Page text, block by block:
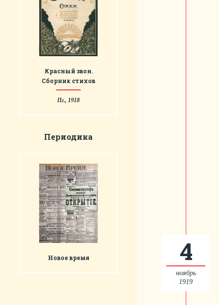
Красный звон.
Сборник стихов
Пг., 1918
Периодика
Новое время 4
ноябрь
1919